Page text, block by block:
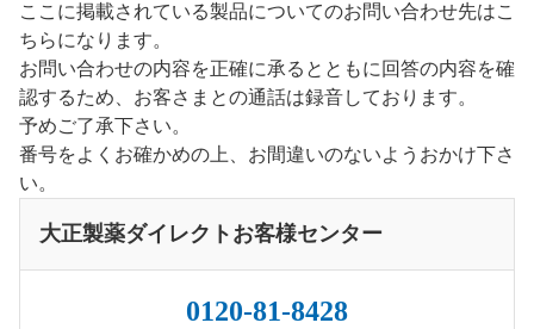
ここに掲載されている製品についてのお問い合わせ先はこ
ちらになります。
お問い合わせの内容を正確に承るとともに回答の内容を確
認するため、お客さまとの通話は録音しております。
予めご了承下さい。
番号をよくお確かめの上、お間違いのないようおかけ下さ
い。
大正製薬ダイレクトお客様センター
0120-81-8428